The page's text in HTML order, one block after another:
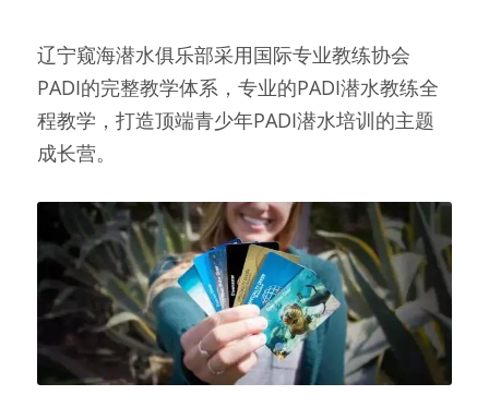
辽宁窥海潜水俱乐部采用国际专业教练协会
PADI的完整教学体系，专业的PADI潜水教练全
程教学，打造顶端青少年PADI潜水培训的主题
成长营。